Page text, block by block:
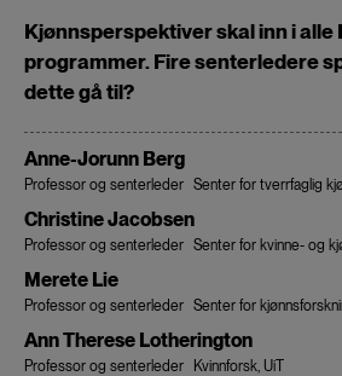
Kjønnsperspektiver skal inn i alle
programmer. Fire senterledere
dette gå til?
Anne-Jorunn Berg
Professor og senterleder Senter for tverrfaglig
Christine Jacobsen
Professor og senterleder Senter for kvinne- og
Merete Lie
Professor og senterleder Senter for
Ann Therese Lotherington
Professor og senterleder Kvinnforsk, UiT